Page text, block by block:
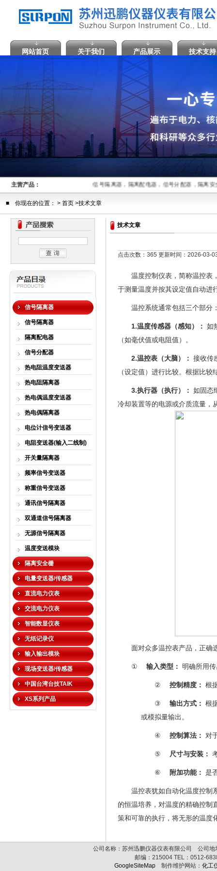
网站首页 关于我们 产品展示 技术支持
主营产品： 信号隔离器，隔离配电器，信号分配器，隔离
■ 你现在的位置： > 首页 >技术文章
信号隔离器
信号隔离器
隔离配电器
信号分配器
热电阻温度变送器
热电阻隔离器
热电偶温度变送器
热电偶隔离器
电位计信号变送器
电阻变送器(输入二线制)
开关量隔离器
频率信号变送器
称重信号变送器
通讯信号隔离器
双通道信号隔离器
无源信号隔离器
温度变送模块
隔离安全栅
电量变送器/传感器
直流电力仪表
交流电力仪表
智能数显仪表
无纸记录仪
输入输出模块
现场变送器/传感器
中国台湾台技TAIK
XS系列产品
技术文章
点击次数：365 更新时间：2026-03-
温度控制仪表，简称温控表
于测量温度并按其设定值自动进
温控系统通常包括三个部分
1.温度传感器（感知）： 如
（如毫伏值或电阻值）。
2.温控表（大脑）： 接收传
（设定值）进行比较。根据比
3.执行器（执行）： 如固态
冷却装置等的电源或介质流量，
面对众多温控表产品，正确
① 输入类型： 明确所用
② 控制精度： 根
③ 输出方式： 根
或模拟量输出。
④ 控制算法： 对
⑤ 尺寸与安装：
⑥ 附加功能： 是
温控表犹如自动化温度控制
的恒温培养，对温度的精确控制
策和可靠的执行，将无形的温度
公司名称：苏州迅鹏仪器仪表有限公司 公司
邮编： 215004 TEL： 0512-
GoogleSiteMap 制作维护网站： 化工